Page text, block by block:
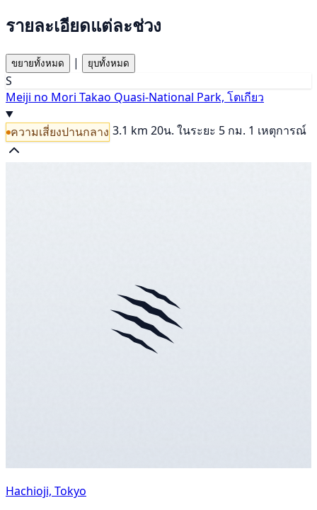
รายละเอียดแต่ละช่วง
ขยายทั้งหมด | ยุบทั้งหมด
S
Meiji no Mori Takao Quasi-National Park, โตเกียว
ความเสี่ยงปานกลาง 3.1 km 20น. ในระยะ 5 กม. 1 เหตุการณ์
Hachioji, Tokyo